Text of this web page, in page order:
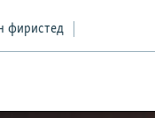
фиристед